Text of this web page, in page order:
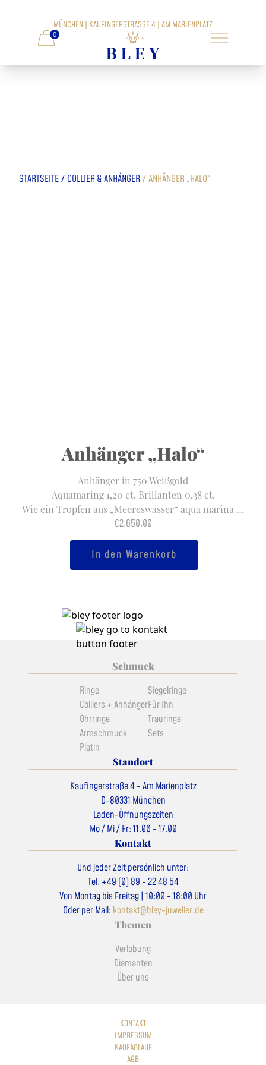
MÜNCHEN | KAUFINGERSTRASSE 4 | AM MARIENPLATZ
0
STARTSEITE/ COLLIER & ANHÄNGER /ANHÄNGER „HALO“
Anhänger „Halo“
Anhänger in 750 Weißgold
Aquamaring 1,20 ct. Brillanten 0,38 ct.
Wie ein Tropfen aus „Meereswasser“ aqua marina …
€2.650,00
"Halo"In den Warenkorb
Schmuck
Ringe
Colliers + Anhänger
Ohrringe
Armschmuck
Platin
Siegelringe
Für Ihn
Trauringe
Sets
Standort
Kaufingerstraße 4 - Am Marienplatz
D-80331 München
Laden-Öffnungszeiten
Mo / Mi / Fr: 11.00 - 17.00
Kontakt
Und jeder Zeit persönlich unter:
Tel. +49 (0) 89 - 22 48 54
Von Montag bis Freitag | 10:00 - 18:00 Uhr
Oder per Mail: kontakt@bley-juwelier.de
Themen
Verlobung
Diamanten
Über uns
KONTAKT
IMPRESSUM
KAUFABLAUF
AGB